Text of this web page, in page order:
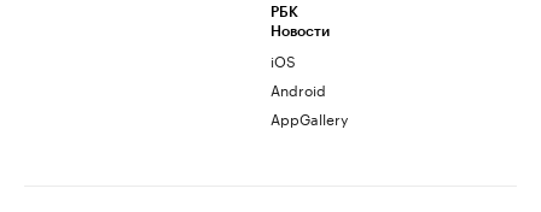
РБК
Новости
iOS
Android
AppGallery